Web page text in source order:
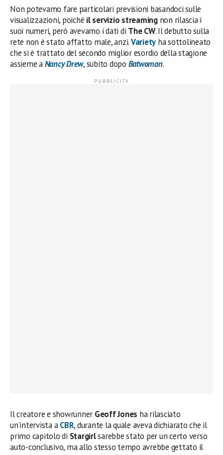
Non potevamo fare particolari previsioni basandoci sulle
visualizzazioni, poiché il servizio streamingnon rilascia i
suoi numeri, però avevamo i dati di The CW. Il debutto sulla
rete non è stato affatto male, anzi.Variety ha sottolineato
che si è trattato del secondo miglior esordio della stagione
assieme aNancy Drew, subito dopo Batwoman.
Il creatore e showrunner Geoff Jones ha rilasciato
un’intervista aCBR, durante la quale aveva dichiarato che il
primo capitolo di Stargirlsarebbe stato per un certo verso
auto-conclusivo, ma allo stesso tempo avrebbe gettato il